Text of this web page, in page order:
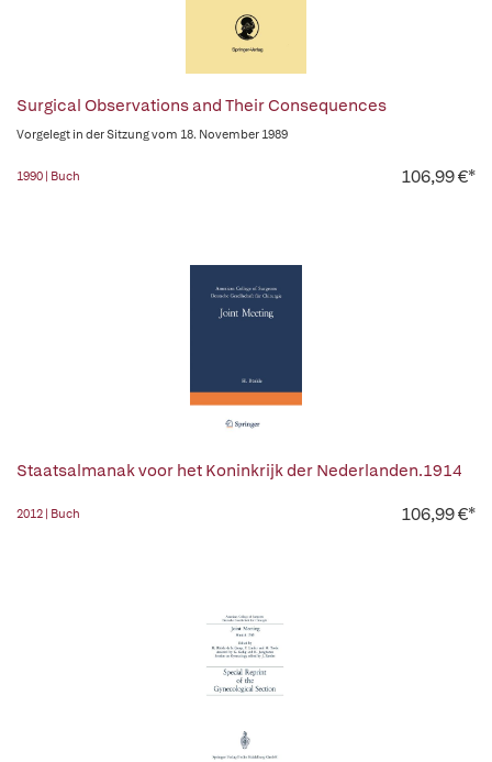
Surgical Observations and Their Consequences
Vorgelegt in der Sitzung vom 18. November 1989
1990 | Buch 106,99 €*
Staatsalmanak voor het Koninkrijk der Nederlanden.1914
2012 | Buch 106,99 €*